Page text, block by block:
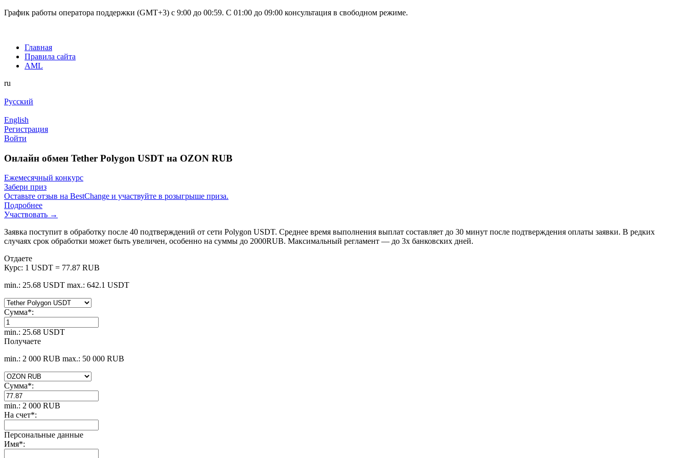
График работы оператора поддержки (GMT+3) c 9:00 до 00:59. С 01:00 до 09:00 консультация в свободном режиме.
Главная
Правила сайта
AML
ru
Русский
English
Регистрация
Войти
Онлайн обмен Tether Polygon USDT на OZON RUB
Ежемесячный конкурс
Забери приз
Оставьте отзыв на BestChange и участвуйте в розыгрыше приза.
Подробнее
Участвовать →
Заявка поступит в обработку после 40 подтверждений от сети Polygon USDT. Среднее время выполнения выплат составляет до 30 минут после подтверждения оплаты заявки. В редких
случаях срок обработки может быть увеличен, особенно на суммы до 2000RUB. Максимальный регламент — до 3х банковских дней.
Отдаете
Курс: 1 USDT = 77.87 RUB
min.: 25.68 USDT max.: 642.1 USDT
Сумма*:
min.: 25.68 USDT
Получаете
min.: 2 000 RUB max.: 50 000 RUB
Сумма*:
min.: 2 000 RUB
На счет*:
Персональные данные
Имя*: